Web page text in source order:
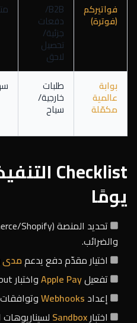
فواتيركم
(فوترة)
B2B/
دفعات
جزئية/
تحصيل
لاحق
بوابة
عالمية
مكمّلة
طلبات
خارجية/
سياح
يومًا
تحديد المنصة (WooCommerce/Shopify) وإعداد
والضرائب.
اختيار مقدّم دفع يدعممدى
تفعيلApple Payواختبار Express Checkout.
إعداد Webhooks
اختبارSandbox